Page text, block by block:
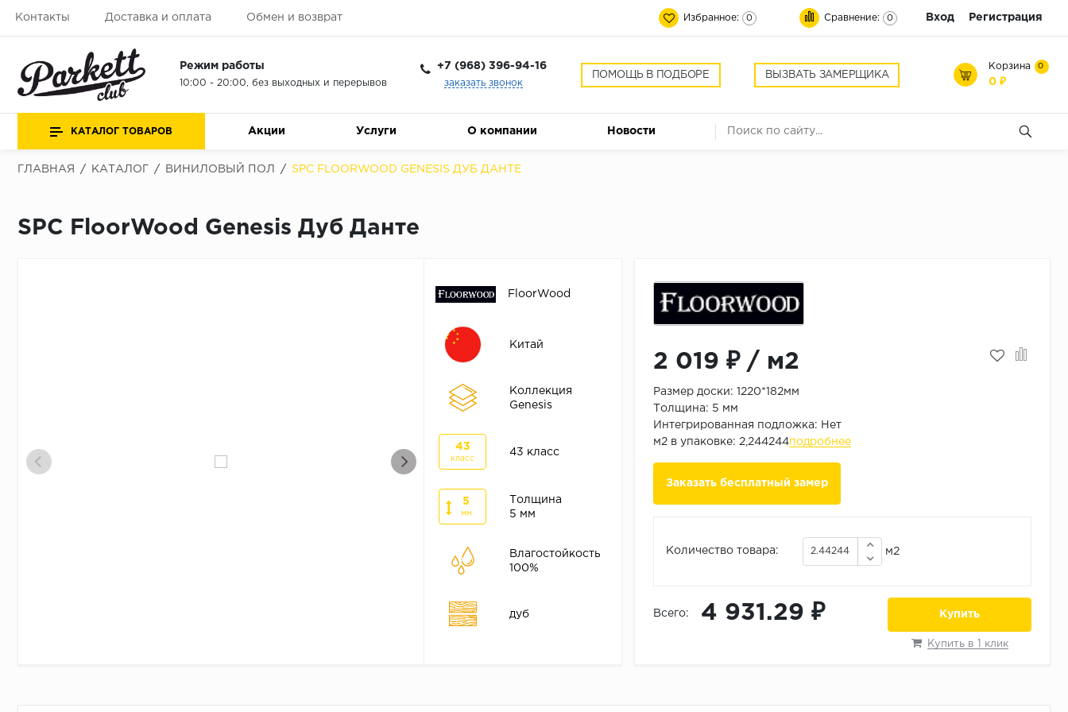
Контакты Доставка и оплата Обмен и возврат Избранное: 0 Сравнение: 0 Вход Регистрация
Режим работы
10:00 - 20:00, без выходных и перерывов
+7 (968) 396-94-16
заказать звонок
ПОМОЩЬ В ПОДБОРЕ ВЫЗВАТЬ ЗАМЕРЩИКА
Корзина 0
0 ₽
КАТАЛОГ ТОВАРОВ Акции Услуги О компании Новости
ГЛАВНАЯ / КАТАЛОГ / ВИНИЛОВЫЙ ПОЛ / SPC FLOORWOOD GENESIS ДУБ ДАНТЕ
SPC FloorWood Genesis Дуб Данте
FloorWood
Китай
Коллекция
Genesis
43
класс
43 класс
5
мм
Толщина
5 мм
Влагостойкость
100%
дуб
2 019 ₽/ м2
Размер доски: 1220*182мм
Толщина: 5 мм
Интегрированная подложка: Нет
м2 в упаковке: 2,244244подробнее
Заказать бесплатный замер
Количество товара: м2
Всего: 4 931.29 ₽ Купить
Купить в 1 клик